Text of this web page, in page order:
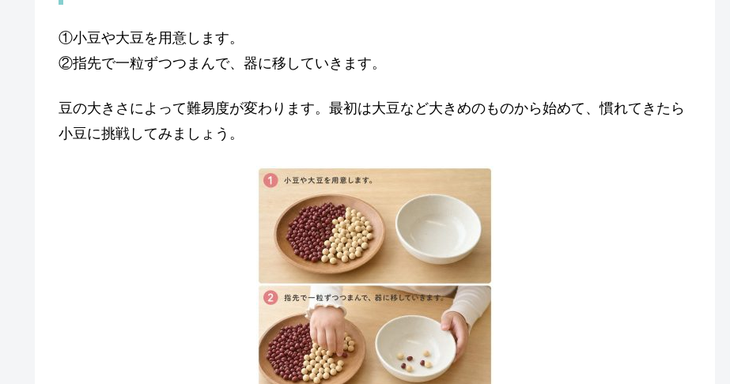
①小豆や大豆を用意します。
②指先で一粒ずつつまんで、器に移していきます。
豆の大きさによって難易度が変わります。最初は大豆など大きめのものから始めて、慣れてきたら
小豆に挑戦してみましょう。